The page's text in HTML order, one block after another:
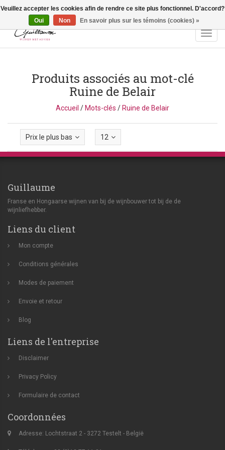
Vragen? Bel ons: +32 (0)13 - 77 11 21 - Winkel: Lochtstraat 2,
3272 Testelt -info@guillaumewijnen.be
Produits associés au mot-clé
Ruine de Belair
Accueil /Mots-clés /Ruine de Belair
Prix le plus bas 12
Guillaume
Franse en Hongaarse wijnen van bij de wijnbouwer tot bij de de
wijnliefhebber.
Liens du client
Mon compte
Conditions générales
Modes de paiement
Envoie et retour
Blog
Liens de l'entreprise
Disclaimer
Privacy Policy
Formulaire de contact
Coordonnées
Adresse: Lochtstraat 2 - 3272 Testelt - België
Veuillez accepter les cookies afin de rendre ce site plus fonctionnel. D'accord?
Oui
Non En savoir plus sur les témoins (cookies) »